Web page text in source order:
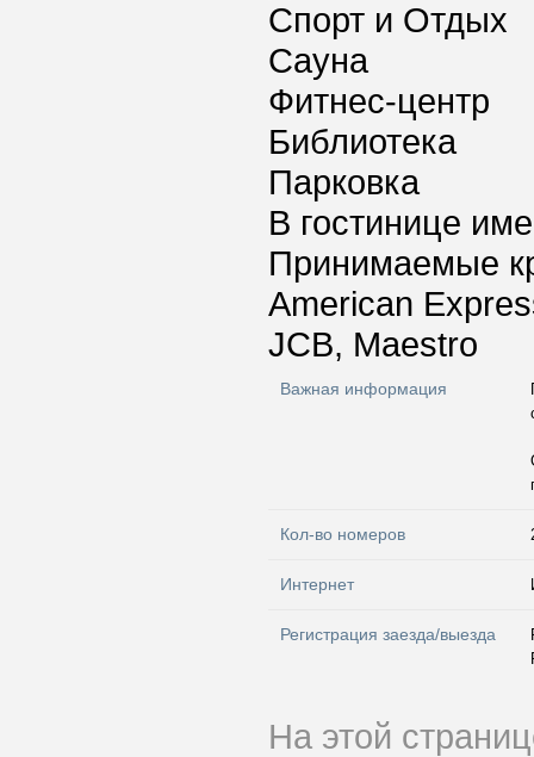
Спорт и Отдых
Сауна
Фитнес-центр
Библиотека
Парковка
В гостинице
Принимаемые
American
JCB, Maestro
Важная информация
Кол-во номеров
Интернет
Регистрация заезда/выезда
На этой